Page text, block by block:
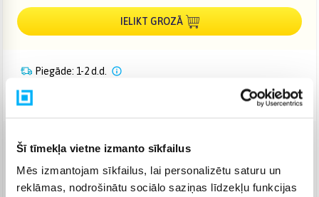
Šī tīmekļa vietne izmanto sīkfailus
Mēs izmantojam sīkfailus, lai personalizētu saturu un
reklāmas, nodrošinātu sociālo saziņas līdzekļu funkcijas
IELIKT GROZĀ
Piegāde: 1-2 d.d.
Venipak pakomāts (2,99 €)
Augusts 10d. - Augusts 11d.
Venipak Kurjers (4,99 €)